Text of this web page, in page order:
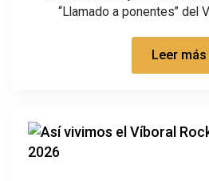
“Llamado a ponentes” del
Leer más